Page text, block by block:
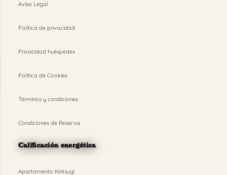
Aviso Legal
Política de privacidad
Privacidad huéspedes
Política de Cookies
Términos y condiciones
Condiciones de Reserva
Calificación energética
Apartamento Kintsugi